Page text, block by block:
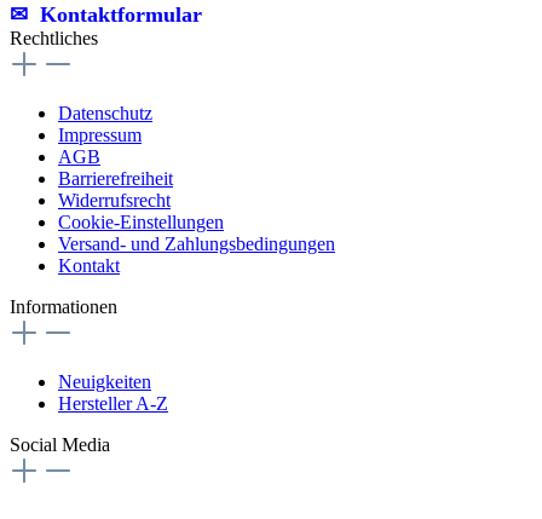
✉︎ Kontaktformular
Rechtliches
Datenschutz
Impressum
AGB
Barrierefreiheit
Widerrufsrecht
Cookie-Einstellungen
Versand- und Zahlungsbedingungen
Kontakt
Informationen
Neuigkeiten
Hersteller A-Z
Social Media